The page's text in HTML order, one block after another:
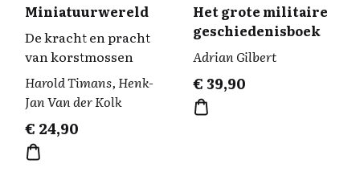
Miniatuurwereld
De kracht en pracht
van korstmossen
Harold Timans, Henk-
Jan Van der Kolk
€ 24,90
Het grote militaire
geschiedenisboek
Adrian Gilbert
€39,90